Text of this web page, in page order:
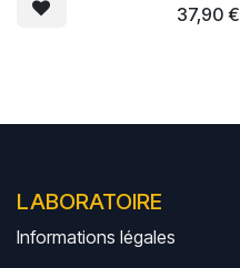
37,90€
LABORATOIRE
Informations légales